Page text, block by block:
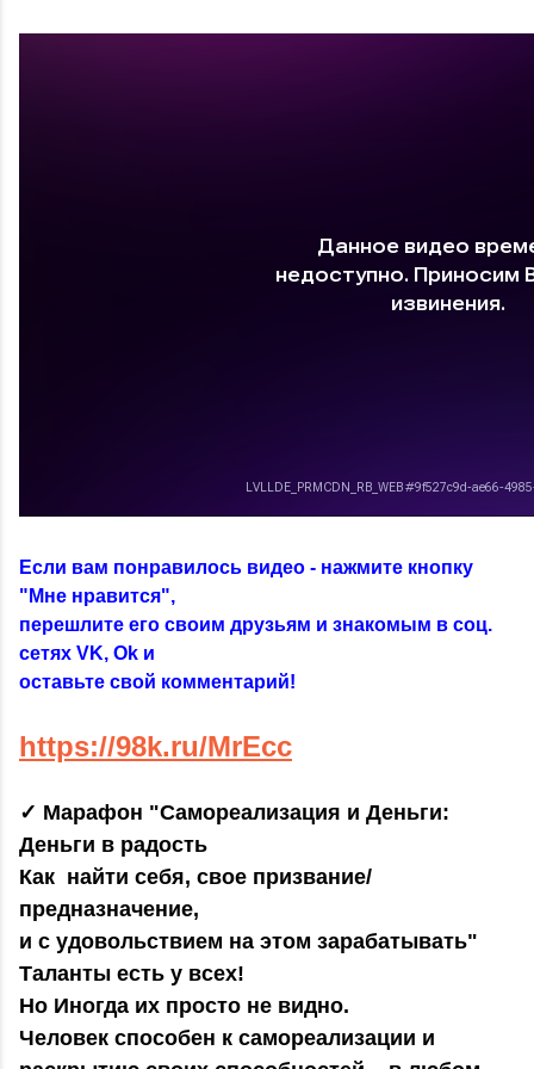
Если вам понравилось видео - нажмите кнопку
"Мне нравится",
перешлите его своим друзьям и знакомым в соц.
сетях VK, Ok и
оставьте свой комментарий!
https://98k.ru/MrEcc
✓ Марафон "Самореализация и Деньги:
Деньги в радость
Как найти себя, свое призвание/
предназначение,
и с удовольствием на этом зарабатывать"
Таланты есть у всех!
Но Иногда их просто не видно.
Человек способен к самореализации и